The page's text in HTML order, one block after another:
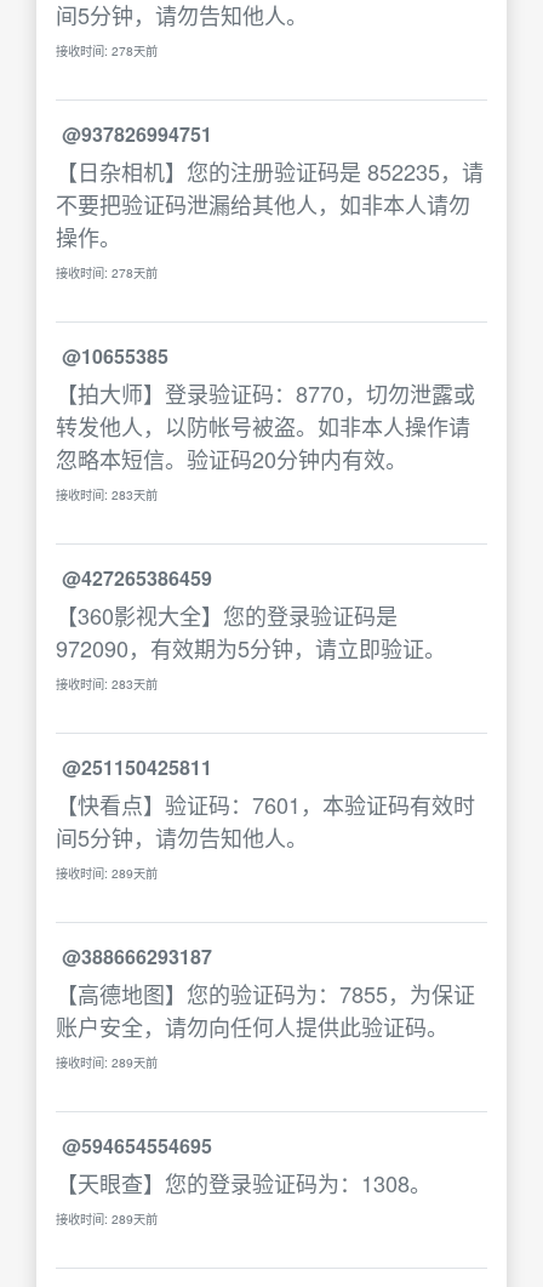
间5分钟，请勿告知他人。
接收时间: 278天前
@937826994751
【日杂相机】您的注册验证码是 852235，请
不要把验证码泄漏给其他人，如非本人请勿
操作。
接收时间: 278天前
@10655385
【拍大师】登录验证码：8770，切勿泄露或
转发他人，以防帐号被盗。如非本人操作请
忽略本短信。验证码20分钟内有效。
接收时间: 283天前
@427265386459
【360影视大全】您的登录验证码是
972090，有效期为5分钟，请立即验证。
接收时间: 283天前
@251150425811
【快看点】验证码：7601，本验证码有效时
间5分钟，请勿告知他人。
接收时间: 289天前
@388666293187
【高德地图】您的验证码为：7855，为保证
账户安全，请勿向任何人提供此验证码。
接收时间: 289天前
@594654554695
【天眼查】您的登录验证码为：1308。
接收时间: 289天前